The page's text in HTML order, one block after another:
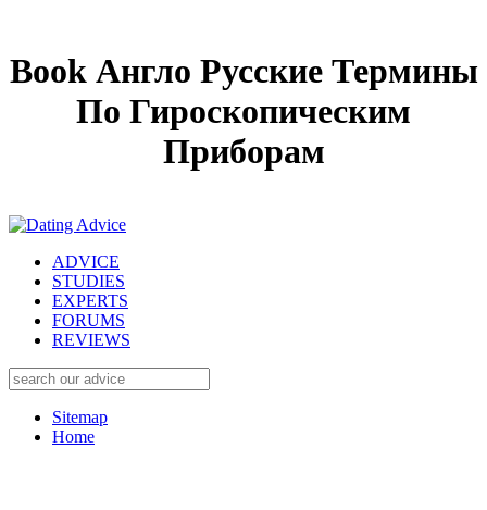
Book Англо Русские Термины
По Гироскопическим
Приборам
ADVICE
STUDIES
EXPERTS
FORUMS
REVIEWS
Sitemap
Home